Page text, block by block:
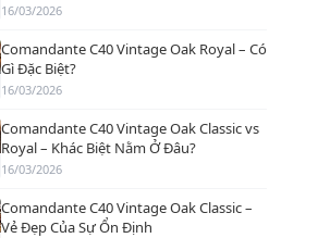
16/03/2026
Comandante C40 Vintage Oak Royal – Có
Gì Đặc Biệt?
16/03/2026
Comandante C40 Vintage Oak Classic vs
Royal – Khác Biệt Nằm Ở Đâu?
16/03/2026
Comandante C40 Vintage Oak Classic –
Vẻ Đẹp Của Sự Ổn Định